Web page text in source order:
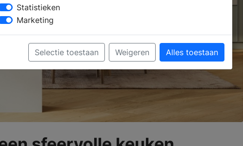
Statistieken
Marketing
Selectie toestaan Weigeren Alles toestaan